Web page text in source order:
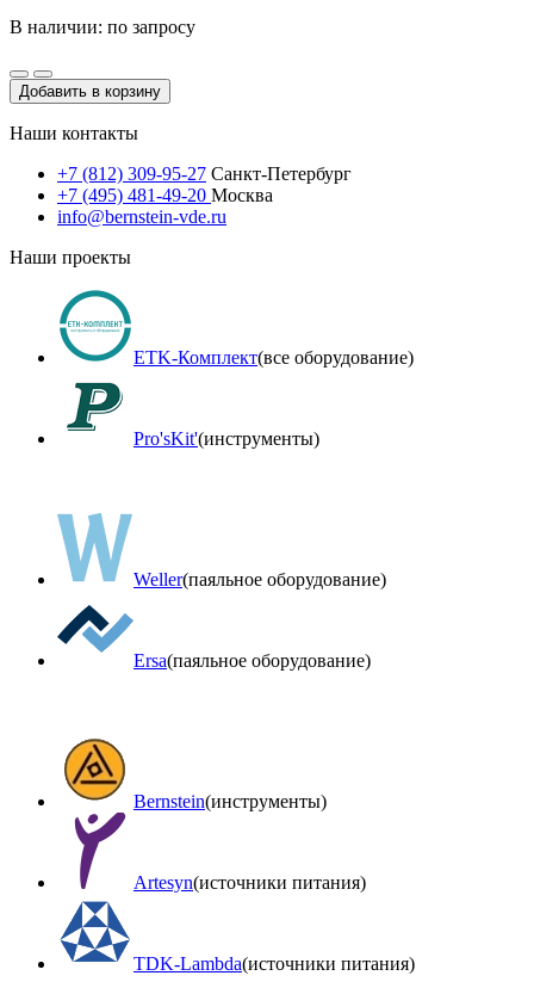
В наличии: по запросу
Добавить в корзину
Наши контакты
+7 (812) 309-95-27 Санкт-Петербург
+7 (495) 481-49-20 Москва
info@bernstein-vde.ru
Наши проекты
ETK-Комплект(все оборудование)
Pro'sKit'(инструменты)
Weller(паяльное оборудование)
Ersa(паяльное оборудование)
Bernstein(инструменты)
Artesyn(источники питания)
TDK-Lambda(источники питания)